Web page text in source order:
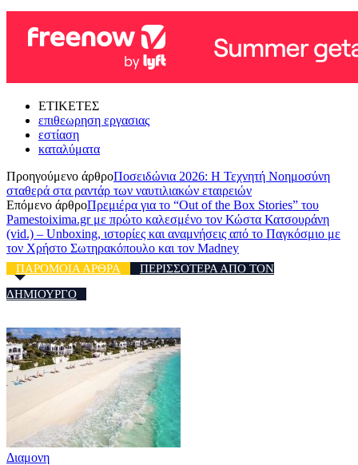
ΕΤΙΚΕΤΕΣ
επιθεωρηση εργασιας
εστίαση
καταλύματα
Προηγούμενο άρθροΠοσειδώνια 2026: Η Τεχνητή Νοημοσύνη
σταθερά στα ραντάρ των ναυτιλιακών εταιρειών
Επόμενο άρθροΠρεμιέρα για το “Out of the Box Stories” του
Pamestoixima.gr με πρώτο καλεσμένο τον Κώστα Κατσουράνη
(vid.) – Unboxing, ιστορίες και αναμνήσεις από το Παγκόσμιο με
τον Χρήστο Σωτηρακόπουλο και τον Madney
ΠΑΡΟΜΟΙΑ ΑΡΘΡΑ
ΠΕΡΙΣΣΟΤΕΡΑ ΑΠΟ ΤΟΝ
ΔΗΜΙΟΥΡΓΟ
Διαμονη